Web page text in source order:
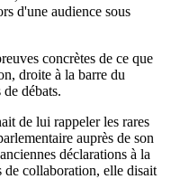
d'une audience sous
concrètes de ce que
droite à la barre du
débats.
de lui rappeler les rares
auprès de son
déclarations à la
de collaboration, elle disait